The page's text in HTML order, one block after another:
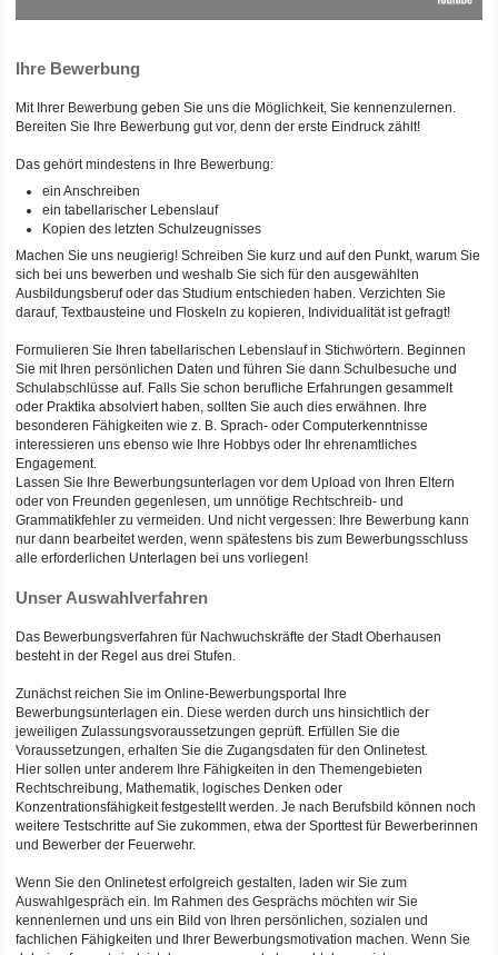
Ihre Bewerbung
Mit Ihrer Bewerbung geben Sie uns die Möglichkeit, Sie kennenzulernen.
Bereiten Sie Ihre Bewerbung gut vor, denn der erste Eindruck zählt!
Das gehört mindestens in Ihre Bewerbung:
ein Anschreiben
ein tabellarischer Lebenslauf
Kopien des letzten Schulzeugnisses
Machen Sie uns neugierig! Schreiben Sie kurz und auf den Punkt, warum Sie
sich bei uns bewerben und weshalb Sie sich für den ausgewählten
Ausbildungsberuf oder das Studium entschieden haben. Verzichten Sie
darauf, Textbausteine und Floskeln zu kopieren, Individualität ist gefragt!
Formulieren Sie Ihren tabellarischen Lebenslauf in Stichwörtern. Beginnen
Sie mit Ihren persönlichen Daten und führen Sie dann Schulbesuche und
Schulabschlüsse auf. Falls Sie schon berufliche Erfahrungen gesammelt
oder Praktika absolviert haben, sollten Sie auch dies erwähnen. Ihre
besonderen Fähigkeiten wie z. B. Sprach- oder Computerkenntnisse
interessieren uns ebenso wie Ihre Hobbys oder Ihr ehrenamtliches
Engagement.
Lassen Sie Ihre Bewerbungsunterlagen vor dem Upload von Ihren Eltern
oder von Freunden gegenlesen, um unnötige Rechtschreib- und
Grammatikfehler zu vermeiden. Und nicht vergessen: Ihre Bewerbung kann
nur dann bearbeitet werden, wenn spätestens bis zum Bewerbungsschluss
alle erforderlichen Unterlagen bei uns vorliegen!
Unser Auswahlverfahren
Das Bewerbungsverfahren für Nachwuchskräfte der Stadt Oberhausen
besteht in der Regel aus drei Stufen.
Zunächst reichen Sie im Online-Bewerbungsportal Ihre
Bewerbungsunterlagen ein. Diese werden durch uns hinsichtlich der
jeweiligen Zulassungsvoraussetzungen geprüft. Erfüllen Sie die
Voraussetzungen, erhalten Sie die Zugangsdaten für den Onlinetest.
Hier sollen unter anderem Ihre Fähigkeiten in den Themengebieten
Rechtschreibung, Mathematik, logisches Denken oder
Konzentrationsfähigkeit festgestellt werden. Je nach Berufsbild können noch
weitere Testschritte auf Sie zukommen, etwa der Sporttest für Bewerberinnen
und Bewerber der Feuerwehr.
Wenn Sie den Onlinetest erfolgreich gestalten, laden wir Sie zum
Auswahlgespräch ein. Im Rahmen des Gesprächs möchten wir Sie
kennenlernen und uns ein Bild von Ihren persönlichen, sozialen und
fachlichen Fähigkeiten und Ihrer Bewerbungsmotivation machen. Wenn Sie